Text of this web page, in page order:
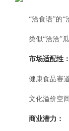
“洽食语”的
类似“洽洽”
市场适配性：
健康食品赛
文化溢价空
商业潜力：